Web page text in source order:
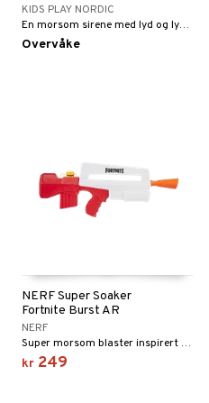
KIDS PLAY NORDIC
En morsom sirene med lyd og lys til barnesykkelen.
Overvåke
NERF Super Soaker
Fortnite Burst AR
NERF
Super morsom blaster inspirert av utstyret fra Fortnite
kr 249